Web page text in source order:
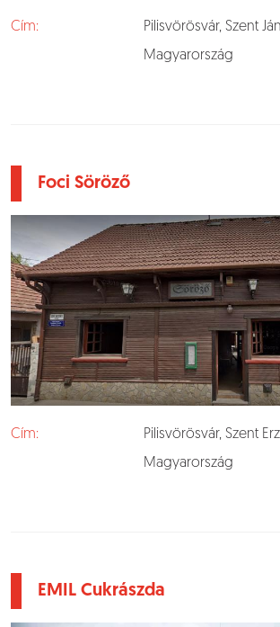
Cím:
Pilisvörösvár, Szent
Magyarország
Foci Söröző
Cím:
Pilisvörösvár, Szent
Magyarország
EMIL Cukrászda